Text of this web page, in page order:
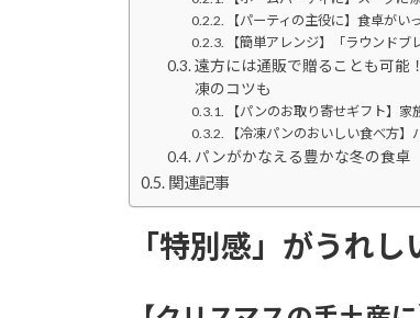
【パーティの主役に】食卓が
【簡単アレンジ】「ラウンド
遠方には通販で贈ることも可
凍のコツも
【パンのお取り寄せギフト】
【冷凍パンのおいしい食べ方
パンがかなえる豊かな冬の食卓
関連記事
「特別感」がうれ